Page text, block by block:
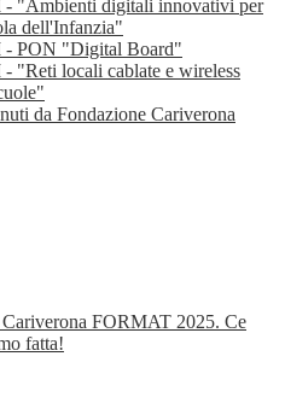
- "Ambienti digitali innovativi per
dell'Infanzia"
- PON "Digital Board"
- "Reti locali cablate e wireless
da Fondazione Cariverona
FORMAT 2025. Ce
fatta!